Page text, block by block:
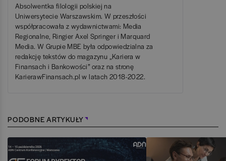
Absolwentka filologii polskiej na
Uniwersytecie Warszawskim. W przeszłości
współpracowała z wydawnictwami: Media
Regionalne, Ringier Axel Springer i Marquard
Media. W Grupie MBE była odpowiedzialna za
redakcję tekstów do magazynu „Kariera w
Finansach i Bankowości” oraz na stronę
KarierawFinansach.pl w latach 2018-2022.
PODOBNE ARTYKUŁY